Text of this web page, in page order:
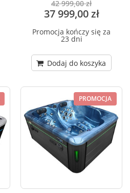
42 999,00 zł
37 999,00 zł
Promocja kończy się za
23 dni
Dodaj do koszyka
PROMOCJA